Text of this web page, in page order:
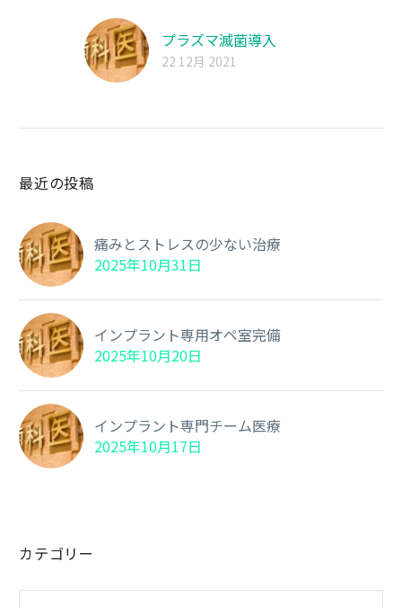
プラズマ滅菌導入
22 12月 2021
最近の投稿
痛みとストレスの少ない治療
2025年10月31日
インプラント専用オペ室完備
2025年10月20日
インプラント専門チーム医療
2025年10月17日
カテゴリー